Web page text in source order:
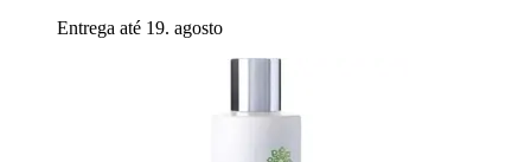
Entrega até 19. agosto